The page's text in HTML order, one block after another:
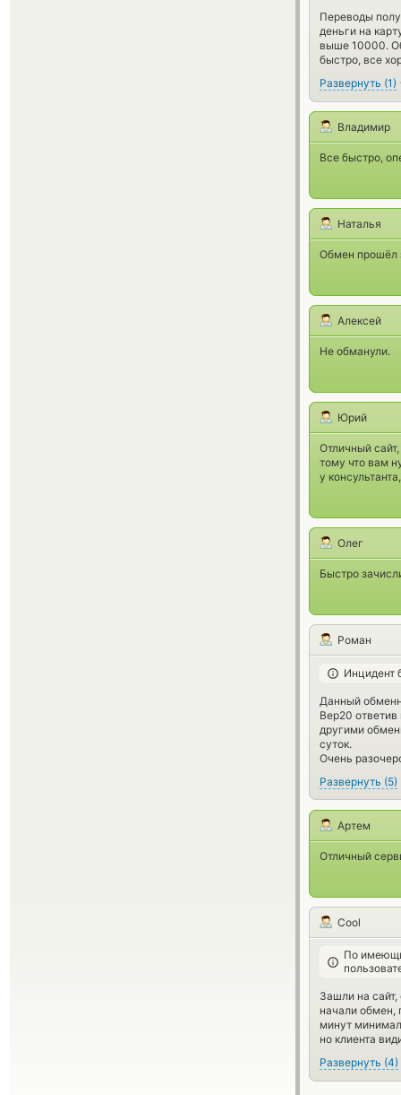
Переводы
деньги на
выше 10000.
быстро, все
Развернуть (1)
Владимир
Все быстро,
Наталья
Обмен прошёл
Алексей
Не обманули.
Юрий
Отличный
тому что вам
у
Олег
Быстро
Роман
Инцидент
Данный
Bep20
другими
суток.
Очень
Развернуть (5)
Артем
Отличный
Cool
По
Зашли на
начали обмен,
минут
но клиента
Развернуть (4)